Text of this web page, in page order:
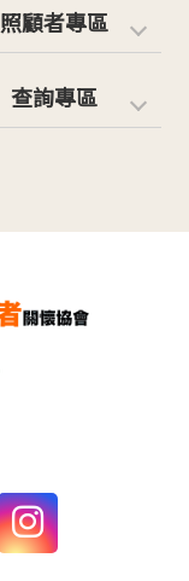
照顧者專區
查詢專區